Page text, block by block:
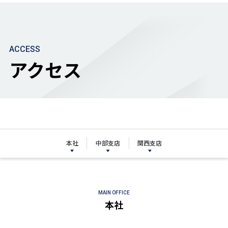
ACCESS
アクセス
本社 中部支店 関西支店
MAIN OFFICE
本社